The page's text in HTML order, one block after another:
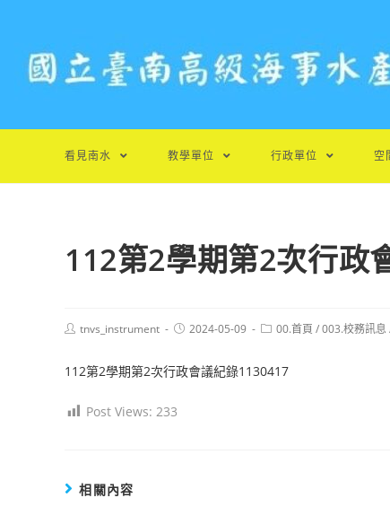
看見南水 教學單位 行政單位 空
112第2學期第2次行政
Posttnvs_instrument
Post2024-05-09
Post00.首頁 /003.校務訊息
112第2學期第2次行政會議紀錄1130417
Post Views: 233
相關內容